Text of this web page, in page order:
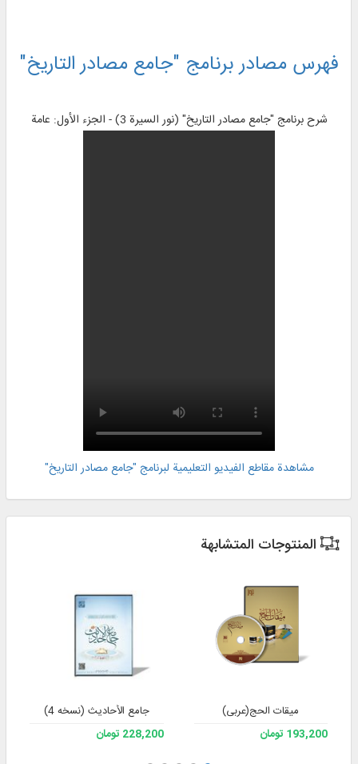
فهرس مصادر برنامج "جامع مصادر التاريخ"
شرح برنامج "جامع مصادر التاريخ" (نور السيرة 3) - الجزء الأول: عامة
مشاهدة مقاطع الفيديو التعليمية لبرنامج "جامع مصادر التاريخ"
المنتوجات المتشابهة
میقات الحج(عربی)
193,200 تومان
جامع الأحادیث (نسخه 4)
228,200 تومان